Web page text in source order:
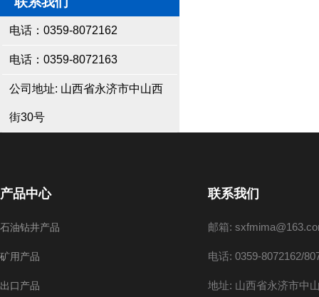
电话：0359-8072162
电话：0359-8072163
公司地址: 山西省永济市中山西
街30号
产品中心
石油钻井产品
矿用产品
出口产品
联系我们
邮箱:
电话: 0359-8072162/
地址: 山西省永济市中